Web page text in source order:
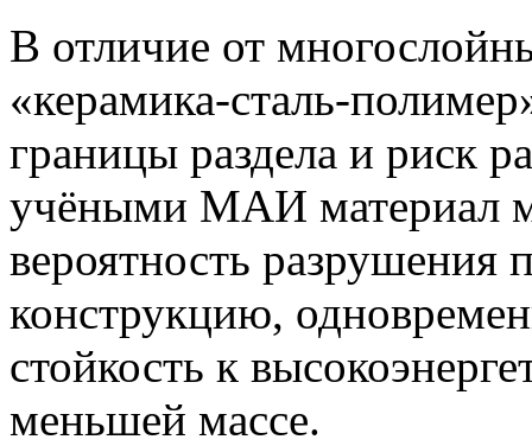
В отличие от
«керамика-сталь-
границы раздела и риск
учёными МАИ материал
вероятность разрушения
конструкцию,
стойкость к
меньшей массе.